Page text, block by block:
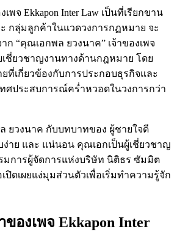
พจ Ekkapon Inter Law เป็นที่เรียกขาน
กลุ่มลูกค้าในแวดวงการกฏหมาย จะ
ก “คุณเอกพล ยวงนาค” เจ้าของเพจ
ชี่ยวชาญงานทางด้านกฎหมาย โดย
ที่เกี่ยวข้องกับการประกอบธุรกิจและ
ศประสบการณ์คร่ำหวอดในวงการกว่า
ยวงนาค กับบทบาทของ ผู้ชายใจดี
ง่าย และ แน่นอน คุณเอกเป็นผู้เชี่ยวชาญ
มการผู้จัดการแห่งบริษัท นิติธร ซัมมิต
ปิดเผยแง่มุมส่วนตัวเพื่อเริ่มทำความรู้จัก
ของเพจ Ekkapon Inter